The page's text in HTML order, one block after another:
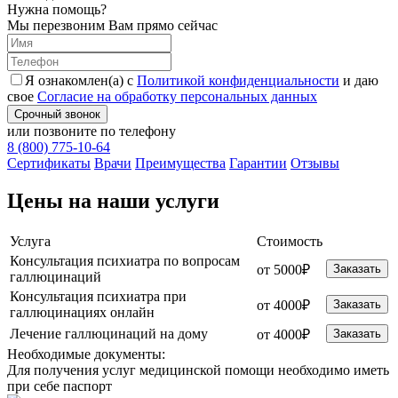
Нужна помощь?
Мы перезвоним Вам прямо сейчас
Я ознакомлен(а) с Политикой конфиденциальности и даю
свое Согласие на обработку персональных данных
Срочный звонок
или позвоните по телефону
8 (800) 775-10-64
Cертификаты Врачи Преимущества Гарантии Отзывы
Цены на наши услуги
Услуга
Стоимость
Консультация психиатра по вопросам
галлюцинаций
от 5000₽ Заказать
Консультация психиатра при
галлюцинациях онлайн
от 4000₽ Заказать
Лечение галлюцинаций на дому от 4000₽ Заказать
Необходимые документы:
Для получения услуг медицинской помощи необходимо иметь
при себе паспорт